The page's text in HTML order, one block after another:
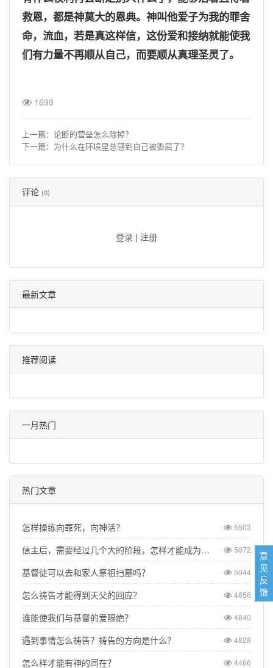
救恩，都是神莫大的恩典。神叫他爱子为我的罪舍
命，流血，若是真这样信，这份爱和接纳就能使我
们有力量不再顺从自己，而要顺从真理圣灵了。
1699
上一篇： 论断的营垒怎么除掉？
下一篇： 为什么在环境里总感到自己被委屈了？
评论 (0)
登录 | 注册
最新文章
推荐阅读
一月热门
热门文章
怎样操练向罪死，向神活？ 5503
信主后，需要经过几个大的阶段，怎样才能成为一个得胜的基督徒？ 5072
基督徒可以去和家人祭祖扫墓吗？ 5044
怎么祷告才能得到天父的回应？ 4856
谁能使我们与基督的爱隔绝？ 4840
遇到事情怎么祷告？祷告的方向是什么？ 4828
怎么样才能有神的同在？ 4466
意
见
反
馈